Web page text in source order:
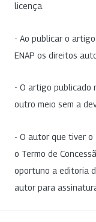
licença.
- Ao publicar o
ENAP os direitos
- O artigo publicado
outro meio sem a
- O autor que tiver o
o Termo de
oportuno a editoria
autor para